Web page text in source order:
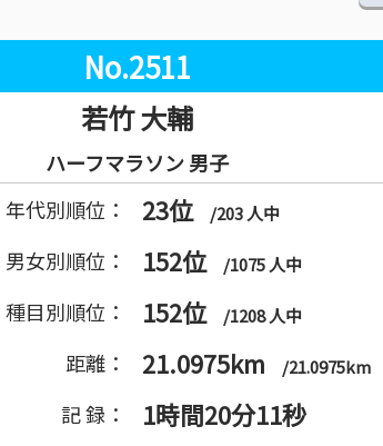
No.2511
若竹 大輔
ハーフマラソン 男子
年代別順位：
23位 /203 人中
男女別順位： 152位 /1075 人中
種目別順位： 152位 /1208 人中
距離： 21.0975km /21.0975km
記 録： 1時間20分11秒